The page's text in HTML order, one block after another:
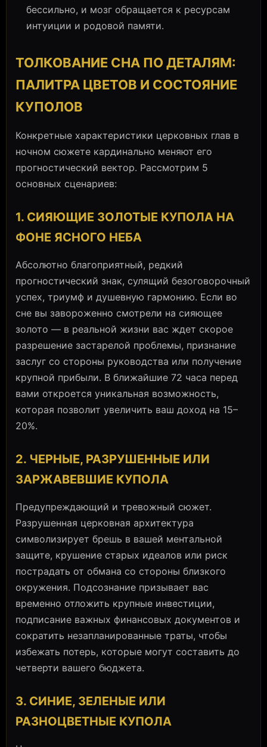
бессильно, и мозг обращается к ресурсам
интуиции и родовой памяти.
ТОЛКОВАНИЕ СНА ПО ДЕТАЛЯМ:
ПАЛИТРА ЦВЕТОВ И СОСТОЯНИЕ
КУПОЛОВ
Конкретные характеристики церковных глав в
ночном сюжете кардинально меняют его
прогностический вектор. Рассмотрим 5
основных сценариев:
1. СИЯЮЩИЕ ЗОЛОТЫЕ КУПОЛА НА
ФОНЕ ЯСНОГО НЕБА
Абсолютно благоприятный, редкий
прогностический знак, сулящий безоговорочный
успех, триумф и душевную гармонию. Если во
сне вы завороженно смотрели на сияющее
золото — в реальной жизни вас ждет скорое
разрешение застарелой проблемы, признание
заслуг со стороны руководства или получение
крупной прибыли. В ближайшие 72 часа перед
вами откроется уникальная возможность,
которая позволит увеличить ваш доход на 15–
20%.
2. ЧЕРНЫЕ, РАЗРУШЕННЫЕ ИЛИ
ЗАРЖАВЕВШИЕ КУПОЛА
Предупреждающий и тревожный сюжет.
Разрушенная церковная архитектура
символизирует брешь в вашей ментальной
защите, крушение старых идеалов или риск
пострадать от обмана со стороны близкого
окружения. Подсознание призывает вас
временно отложить крупные инвестиции,
подписание важных финансовых документов и
сократить незапланированные траты, чтобы
избежать потерь, которые могут составить до
четверти вашего бюджета.
3. СИНИЕ, ЗЕЛЕНЫЕ ИЛИ
РАЗНОЦВЕТНЫЕ КУПОЛА